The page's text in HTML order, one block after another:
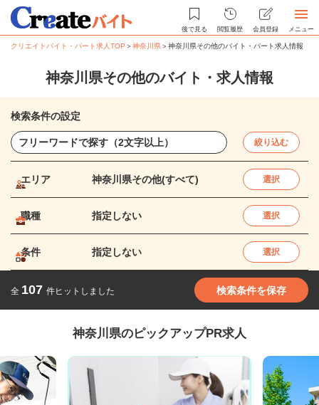
後で見る 閲覧履歴 会員登録 メニュー
クリエイトバイト・パート求人TOP ＞神奈川県＞神奈川県その他のバイト・パート求人情報
神奈川県その他のバイト・求人情報
検索条件の設定
絞り込む
エリア 神奈川県その他(すべて) 選択
職種 指定しない 選択
条件 指定しない 選択
全 107 件ヒットしました 検索条件を保存
神奈川県のピックアップPR求人